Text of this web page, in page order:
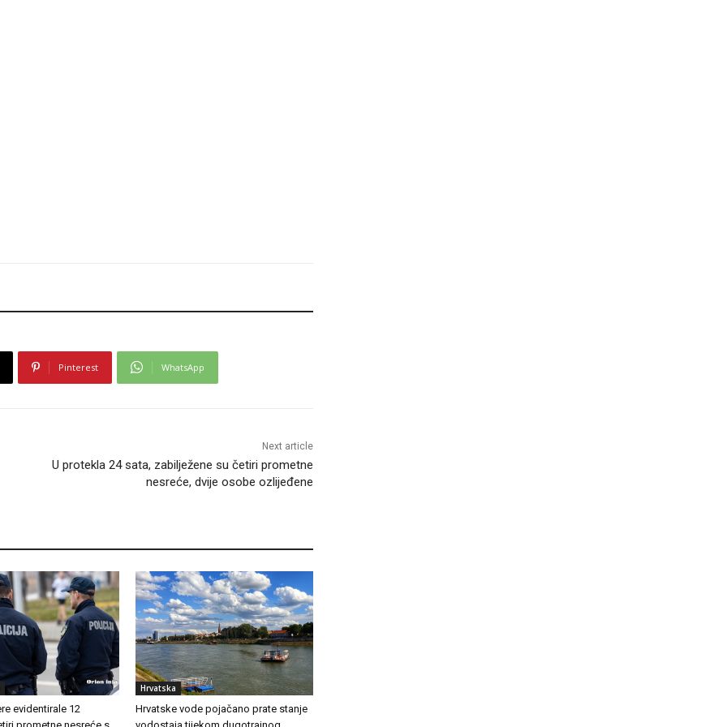
Pinterest WhatsApp
Next article
U protekla 24 sata, zabilježene su četiri prometne
nesreće, dvije osobe ozlijeđene
evidentirale 12
Hrvatska
Hrvatske vode pojačano prate stanje